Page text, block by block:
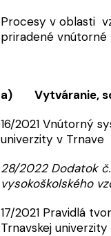
Procesy v oblasti
priradené vnútorné
a) Vytváranie,
16/2021 Vnútorný
univerzity v Trnave
28/2022 Dodatok
vysokoškolského
17/2021 Pravidlá
Trnavskej